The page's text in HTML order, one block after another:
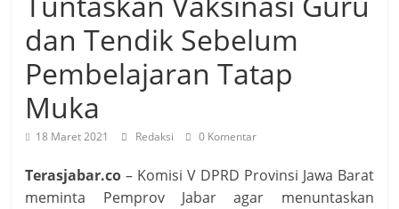
dan Tendik Sebelum
Pembelajaran Tatap
Muka
18 Maret 2021 Redaksi 0 Komentar
Terasjabar.co – Komisi V DPRD Provinsi Jawa Barat
meminta Pemprov Jabar agar menuntaskan